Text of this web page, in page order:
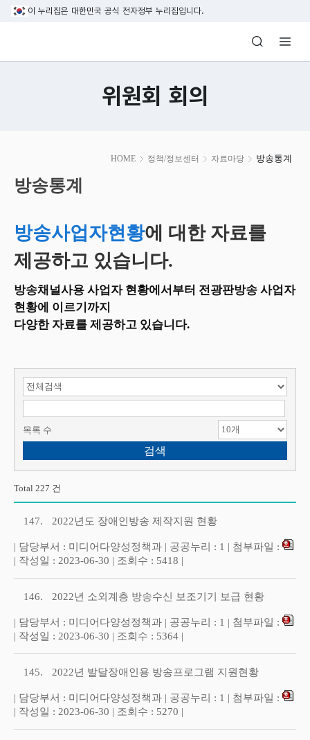
본문 바로가기
이 누리집은 대한민국 공식 전자정부 누리집입니다.
방송미디어통신위원회 Korea Media
위원회 회의
HOME 정책/정보센터 자료마당 방송통계
시
작
방송통계
방송사업자현황에 대한 자료를
제공하고 있습니다.
방송채널사용 사업자 현황에서부터 전광판방송 사업자
현황에 이르기까지
다양한 자료를 제공하고 있습니다.
검색 항목 선택
목록 수
Total 227 건
147. 2022년도 장애인방송 제작지원 현황
| 담당부서 : 미디어다양성정책과 | 공공누리 : 1 | 첨부파일 :
| 작성일 : 2023-06-30 | 조회수 : 5418 |
146. 2022년 소외계층 방송수신 보조기기 보급 현황
| 담당부서 : 미디어다양성정책과 | 공공누리 : 1 | 첨부파일 :
| 작성일 : 2023-06-30 | 조회수 : 5364 |
145. 2022년 발달장애인용 방송프로그램 지원현황
| 담당부서 : 미디어다양성정책과 | 공공누리 : 1 | 첨부파일 :
| 작성일 : 2023-06-30 | 조회수 : 5270 |